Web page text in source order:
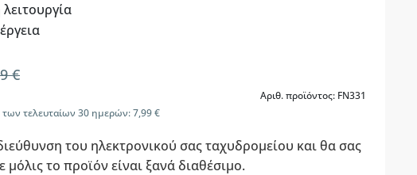
€
Αριθ. προϊόντος: FN331
τελευταίων 30 ημερών: 7,99 €
του ηλεκτρονικού σας ταχυδρομείου και θα σας
μόλις το προϊόν είναι ξανά διαθέσιμο.